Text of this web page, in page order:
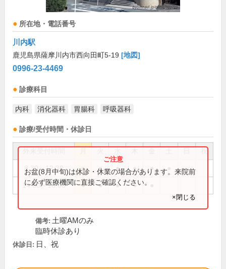
所在地・電話番号
川内駅
鹿児島県薩摩川内市西向田町5-19 [地図]
0996-23-4469
診療科目
内科 消化器科 胃腸科 呼吸器科
診療/受付時間・休診日
祝
8:30～12:30 ● ● ● ● ●
14:00～18:00 ● ● ● ●
お盆(8月中旬)は休診・休業の場合があります。来院前
に必ず医療機関に直接ご確認ください。
×閉じる
備考: 土曜AMのみ
臨時休診あり
休診日: 日、祝